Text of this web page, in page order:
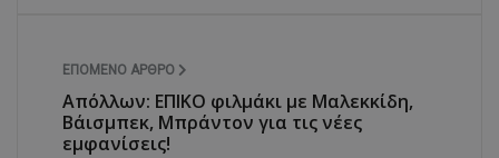
ΕΠΌΜΕΝΟ ΆΡΘΡΟ
Απόλλων: ΕΠΙΚΟ φιλμάκι με Μαλεκκίδη,
Βάισμπεκ, Μπράντον για τις νέες
εμφανίσεις!